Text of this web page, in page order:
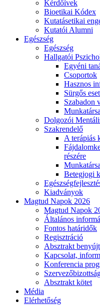
Kérdőívek
Bioetikai Kódex
Kutatásetikai
Kutatói Alumni
Egészség
Egészség
Hallgatói
Egyéni
Csoportok
Hasznos
Sürgős
Szabadon
Dolgozói
Szakrendelő
A terápiás
részére
Betegjogi
Kiadványok
Magtud Napok 2026
Magtud Napok
Általános
Fontos határidők
Regisztráció
Absztrakt
Kapcsolat,
Konferencia
Absztrakt kötet
Média
Elérhetőség